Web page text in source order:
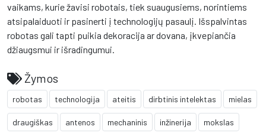
vaikams, kurie žavisi robotais, tiek suaugusiems, norintiems
atsipalaiduoti ir pasinerti į technologijų pasaulį. Išspalvintas
robotas gali tapti puikia dekoracija ar dovana, įkvepiančia
džiaugsmui ir išradingumui.
Žymos
robotas technologija ateitis dirbtinis intelektas mielas
draugiškas antenos mechaninis inžinerija mokslas